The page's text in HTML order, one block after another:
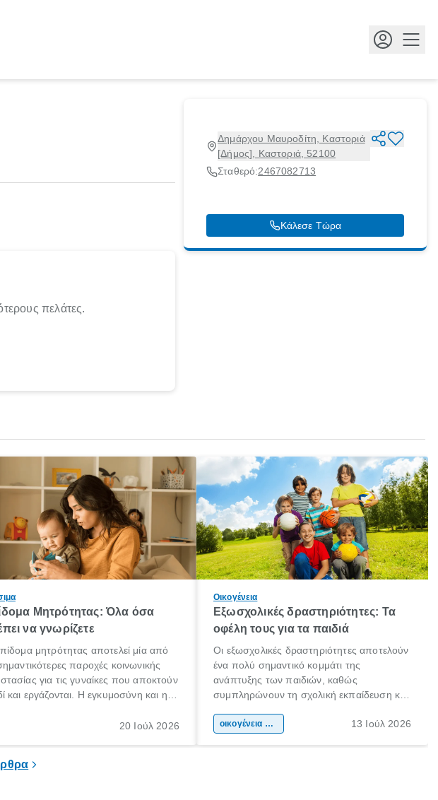
Δημάρχου Μαυροδίτη, Καστοριά
[Δήμος], Καστοριά, 52100
Σταθερό:2467082713
Κάλεσε Τώρα
πελάτες.
Μητρότητας: Όλα όσα
να γνωρίζετε
μητρότητας αποτελεί μία από
παροχές κοινωνικής
για τις γυναίκες που αποκτούν
και εργάζονται. Η εγκυμοσύνη και η
περίοδος στη ζωή κάθε20 Ιούλ 2026
Οικογένεια
Εξωσχολικές δραστηριότητες: Τα
οφέλη τους για τα παιδιά
Οι εξωσχολικές δραστηριότητες αποτελούν
ένα πολύ σημαντικό κομμάτι της
ανάπτυξης των παιδιών, καθώς
συμπληρώνουν τη σχολική εκπαίδευση και
της προσωπικότητας, της κοινωνικότητας
οικογένεια & παιδί 13 Ιούλ 2026